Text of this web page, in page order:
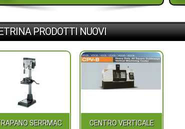
PRODOTTI NUOVI
SERRMAC
CENTRO VERTICALE